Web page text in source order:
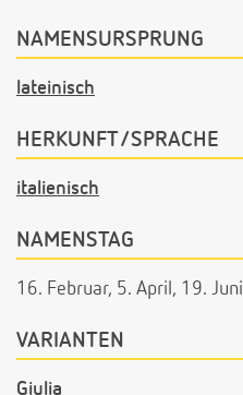
NAMENSURSPRUNG
lateinisch
HERKUNFT/SPRACHE
italienisch
NAMENSTAG
16. Februar, 5. April, 19. Juni
VARIANTEN
Giulia